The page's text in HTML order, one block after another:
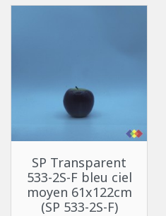
SP Transparent
533-2S-F bleu ciel
moyen 61x122cm
(SP 533-2S-F)